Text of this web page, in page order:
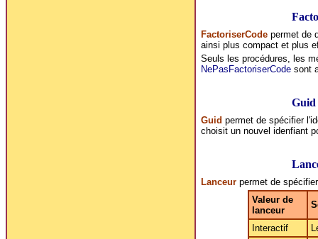
FactoriserCodepermet de
ainsi plus compact et plus
Seuls les procédures, les
NePasFactoriserCodesont
Guid
Guid permet de spécifier
choisit un nouvel idenfiant
Lanceurpermet de
Valeur de
lanceur
Interactif